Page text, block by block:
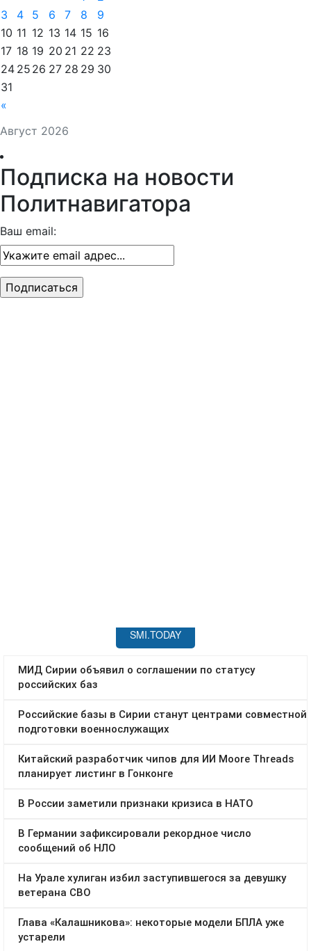
Август 2026
«
3
4 5 6 7 8
9
10 11 12 13 14 15 16
17 18 19 20 21 22 23
24 25 26 27 28 29 30
31
Подписка на новости
Политнавигатора
Ваш email: